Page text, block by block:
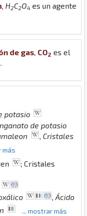
H2C2O4 es un agente
de gas CO2 es el
potasio
de potasio
Cristales
más
; Cristales
,Ácido
... mostrar más